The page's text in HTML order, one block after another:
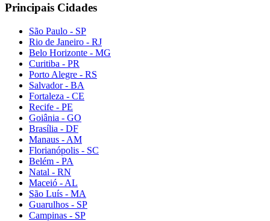
Principais Cidades
São Paulo - SP
Rio de Janeiro - RJ
Belo Horizonte - MG
Curitiba - PR
Porto Alegre - RS
Salvador - BA
Fortaleza - CE
Recife - PE
Goiânia - GO
Brasília - DF
Manaus - AM
Florianópolis - SC
Belém - PA
Natal - RN
Maceió - AL
São Luís - MA
Guarulhos - SP
Campinas - SP